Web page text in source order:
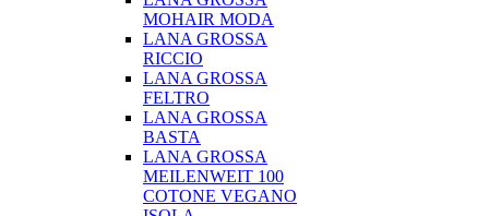
MOHAIR MODA
LANA GROSSA
RICCIO
LANA GROSSA
FELTRO
LANA GROSSA
BASTA
LANA GROSSA
MEILENWEIT 100
COTONE VEGANO